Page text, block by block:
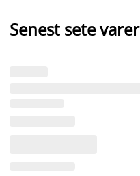
Senest sete varer